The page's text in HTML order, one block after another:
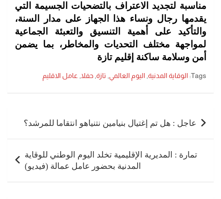
مناسبة لتجديد الاعتراف بالتضحيات الجسيمة التي
يقدمها رجال ونساء هذا الجهاز على مدار السنة،
والتأكيد على أهمية التنسيق والتعبئة الجماعية
لمواجهة مختلف التحديات والمخاطر، بما يضمن
أمن وسلامة ساكنة إقليم تازة
Tags: الوقاية المدنية, اليوم العالمي, تازة, حفلا, عامل الاقليم
المقالاتعاجل : هل تم إغتيال بنيامين نتنياهو انتقاما للمرشد؟
تمارة : المديرية الإقليمية تخلد اليوم الوطني للوقاية
المدنية بحضور عامل عمالة (فيديو)